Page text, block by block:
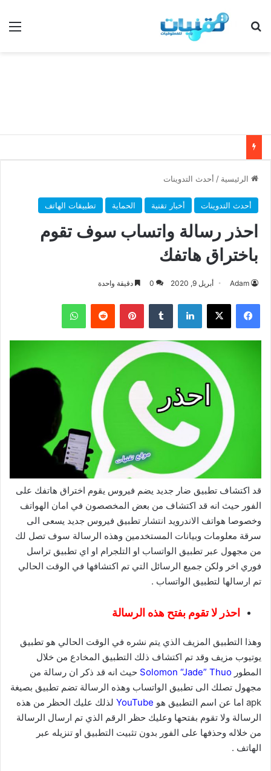
بحث عن
الرئيسية / أحدث التدوينات
أحدث التدوينات أخبار تقنية الحماية تطبيقات الهاتف
احذر رسالة واتساب سوف تقوم
باختراق هاتفك
Adam أبريل 9, 2020 0 دقيقة واحدة
فيسبوك ‫X لينكدإن بينتيريست واتساب
قد اكتشاف تطبيق ضار جديد يضم فيروس يقوم اختراق هاتفك على
الفور حيث انه قد اكتشاف من بعض المخصصون في امان الهواتف
وخصوصا هواتف الاندرويد انتشار تطبيق فيروس جديد يسعى الى
سرقة معلومات وبيانات المستخدمين وهذه الرسالة سوف تصل لك
من مجهول عبر تطبيق الواتساب او التلجرام او اي تطبيق تراسل
فوري اخر ولكن جميع الرسائل التي تم اكتشافها في الوقت الحالي
تم ارسالها لتطبيق الواتساب .
احذر لا تقوم بفتح هذه الرسالة
وهذا التطبيق المزيف الذي يتم نشره في الوقت الحالي هو تطبيق
يوتيوب مزيف وقد تم اكتشاف ذلك التطبيق المخادع من خلال
المطور Solomon “Jade” Thuo حيث انه قد ذكر ان رسالة من
مجهول تصلك الى تطبيق الواتساب وهذه الرسالة تضم تطبيق بصيغة
apk اما عن اسم التطبيق هو
YouTube لذلك عليك الحظر من هذه
الرسالة ولا تقوم بفتحها وعليك حظر الرقم الذي تم ارسال الرسالة
من خلاله وحذفها على الفور بدون تثبيت التطبيق او تنزيله عبر
الهاتف .